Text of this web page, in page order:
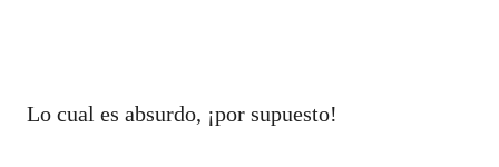
Lo cual es absurdo, ¡por supuesto!